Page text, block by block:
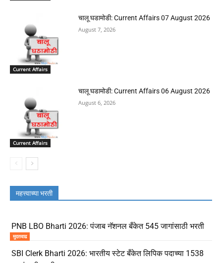
Current Affairs
चालू घडामोडी: Current Affairs 07 August 2026
August 7, 2026
Current Affairs
चालू घडामोडी: Current Affairs 06 August 2026
August 6, 2026
महत्त्वाच्या भरती
PNB LBO Bharti 2026: पंजाब नॅशनल बँकेत 545 जागांसाठी भरती
मुदतवाढ
SBI Clerk Bharti 2026: भारतीय स्टेट बँकेत लिपिक पदाच्या 1538